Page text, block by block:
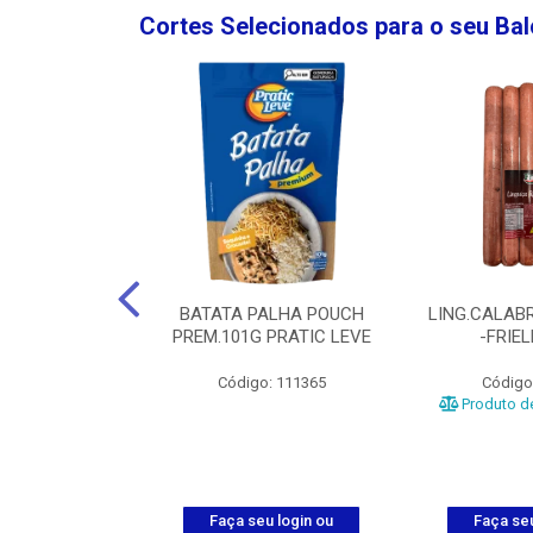
Cortes Selecionados para o seu
BATATA PALHA POUCH
PREM.101G PRATIC LEVE
Código: 111365
Faça seu login ou
-
Produto
Faça